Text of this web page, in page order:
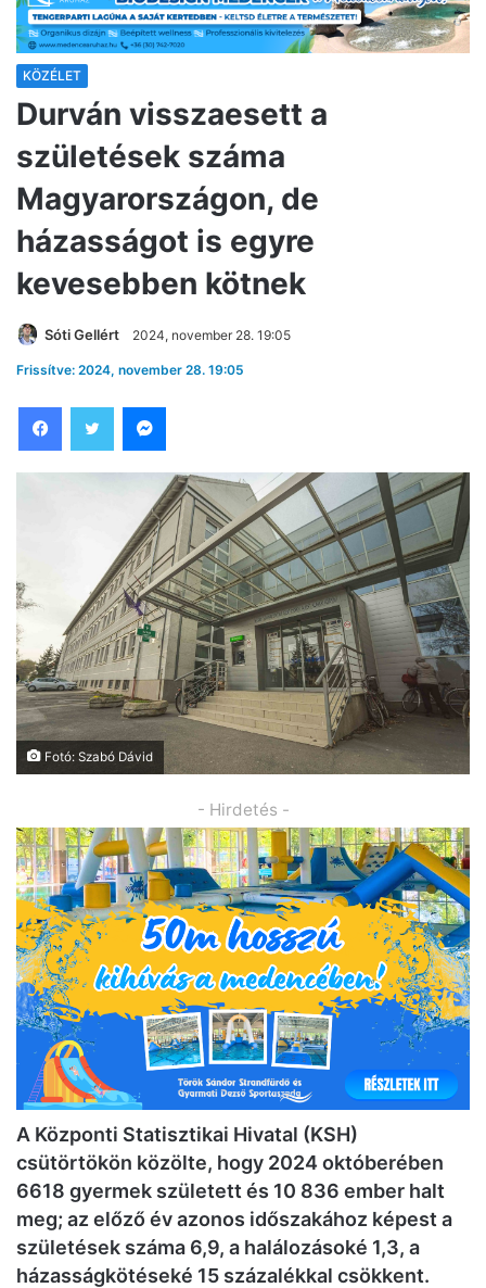
KÖZÉLET
Durván visszaesett a
születések száma
Magyarországon, de
házasságot is egyre
kevesebben kötnek
Sóti Gellért 2024, november 28. 19:05
Frissítve: 2024, november 28. 19:05
Fotó: Szabó Dávid
- Hirdetés -
A Központi Statisztikai Hivatal (KSH)
csütörtökön közölte, hogy 2024 októberében
6618 gyermek született és 10 836 ember halt
meg; az előző év azonos időszakához képest a
születések száma 6,9, a halálozásoké 1,3, a
házasságkötéseké 15 százalékkal csökkent.